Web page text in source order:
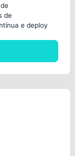
de
e deploy